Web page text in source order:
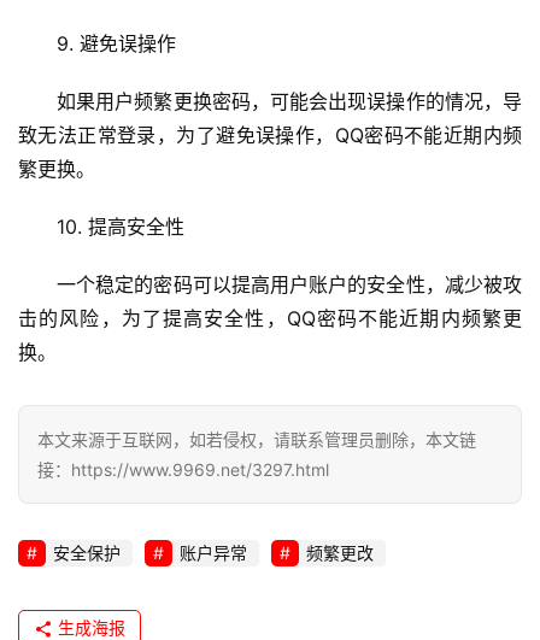
维
l
n
9. 避免误操作
如果用户频繁更换密码，可能会出现误操作的情况，导
致无法正常登录，为了避免误操作，QQ密码不能近期内频
繁更换。
10. 提高安全性
一个稳定的密码可以提高用户账户的安全性，减少被攻
击的风险，为了提高安全性，QQ密码不能近期内频繁更
换。
本文来源于互联网，如若侵权，请联系管理员删除，本文链
接：https://www.9969.net/3297.html
安全保护 账户异常 频繁更改
生成海报